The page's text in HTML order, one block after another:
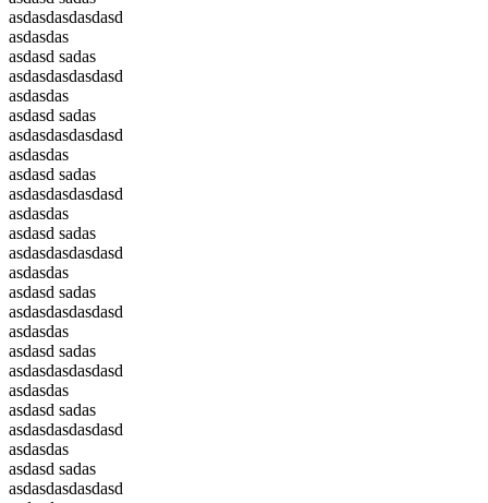
asdasdasdasdasd
asdasdas
asdasd sadas
asdasdasdasdasd
asdasdas
asdasd sadas
asdasdasdasdasd
asdasdas
asdasd sadas
asdasdasdasdasd
asdasdas
asdasd sadas
asdasdasdasdasd
asdasdas
asdasd sadas
asdasdasdasdasd
asdasdas
asdasd sadas
asdasdasdasdasd
asdasdas
asdasd sadas
asdasdasdasdasd
asdasdas
asdasd sadas
asdasdasdasdasd